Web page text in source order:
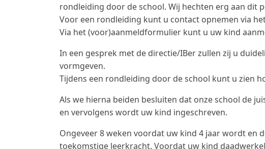
rondleiding door de school. Wij hechten erg aan dit
Voor een rondleiding kunt u contact opnemen via
Via het (voor)aanmeldformulier kunt u uw kind
In een gesprek met de directie/IBer zullen zij u
vormgeven.
Tijdens een rondleiding door de school kunt u zien
Als we hierna beiden besluiten dat onze school de
en vervolgens wordt uw kind ingeschreven.
Ongeveer 8 weken voordat uw kind 4 jaar wordt en
toekomstige leerkracht. Voordat uw kind